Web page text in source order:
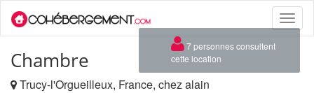
Toggle
Chambre
Trucy-l'Orgueilleux, France, chez alain
×
7 personnes consultent
cette location